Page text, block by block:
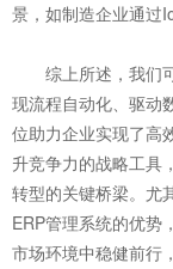
景，如制造企业通过
综上所述，我们可
现流程自动化、驱动
位助力企业实现了高
升竞争力的战略工具
转型的关键桥梁。尤
ERP管理系统的优势
市场环境中稳健前行